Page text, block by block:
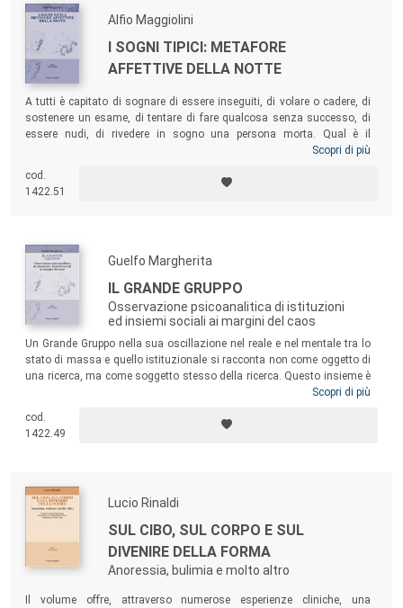
Alfio Maggiolini
I SOGNI TIPICI: METAFORE
AFFETTIVE DELLA NOTTE
A tutti è capitato di sognare di essere inseguiti, di volare o cadere, di
sostenere un esame, di tentare di fare qualcosa senza successo, di
essere nudi, di rivedere in sogno una persona morta. Qual è il
significato di questi sogni e da dove vengono? L’attenzione ai
quest’ottica il libro propone un nuovo modo di interpretarli, con consigli
utili per gli psicoterapeuti ma anche per chiunque voglia decifrarli.
Scopri di più
cod.
1422.51
Guelfo Margherita
IL GRANDE GRUPPO
Osservazione psicoanalitica di istituzioni
ed insiemi sociali ai margini del caos
Un Grande Gruppo nella sua oscillazione nel reale e nel mentale tra lo
stato di massa e quello istituzionale si racconta non come oggetto di
una ricerca, ma come soggetto stesso della ricerca. Questo insieme è
qui esplorato ed espresso nei confini reali e immaginari, nella
nei suoi costanti rapporti con esso. Il materiale antropologico
osservato è tratto da svariate condizioni gruppali (cliniche, didattiche,
Scopri di più
cod.
1422.49
Lucio Rinaldi
SUL CIBO, SUL CORPO E SUL
DIVENIRE DELLA FORMA
Anoressia, bulimia e molto altro
Il volume offre, attraverso numerose esperienze cliniche, una